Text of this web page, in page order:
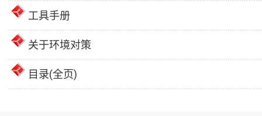
工具手册
关于环境对策
目录(全页)